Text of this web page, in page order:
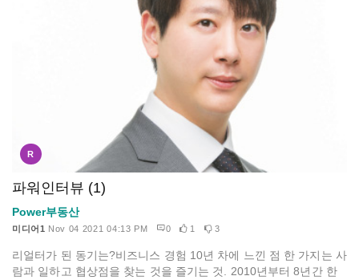
R
파워인터뷰 (1)
Power부동산
미디어1 Nov 04 2021 04:13 PM 0 1 3
리얼터가 된 동기는?비즈니스 경험 10년 차에 느낀 점 한 가지는 사
람과 일하고 협상점을 찾는 것을 즐기는 것. 2010년부터 8년간 한